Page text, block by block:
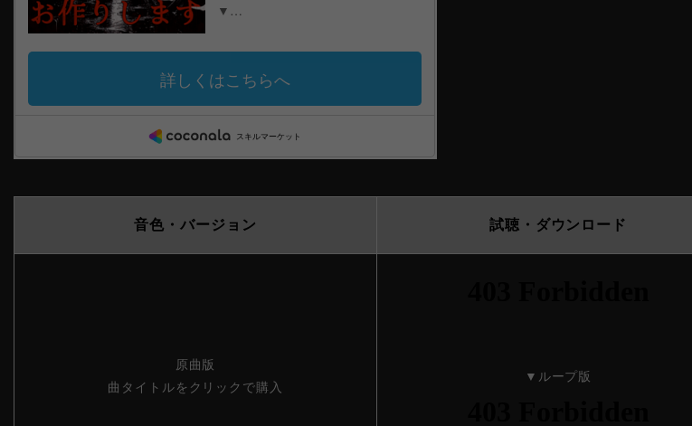
音色・バージョン 試聴・ダウンロード
原曲版
曲タイトルをクリックで購入
▼ループ版